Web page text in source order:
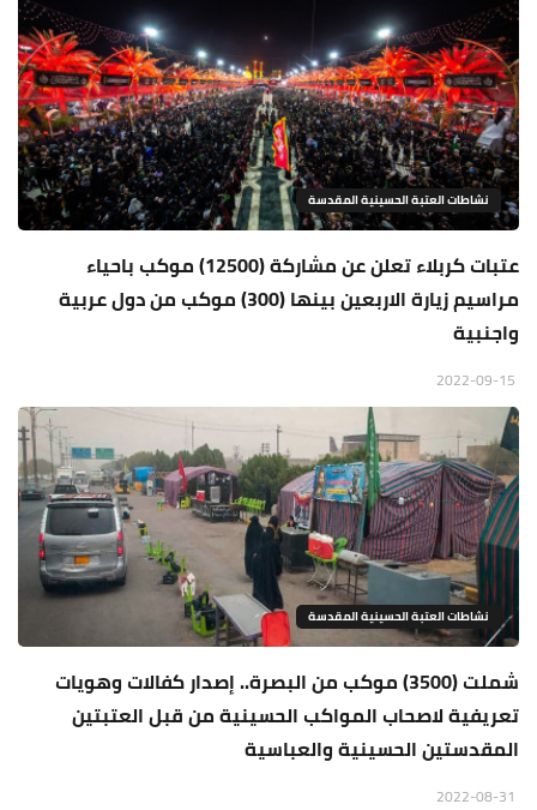
نشاطات العتبة الحسينية المقدسة
عتبات كربلاء تعلن عن مشاركة (12500) موكب باحياء
مراسيم زيارة الاربعين بينها (300) موكب من دول عربية
واجنبية
نشاطات العتبة الحسينية المقدسة
شملت (3500) موكب من البصرة.. إصدار كفالات وهويات
تعريفية لاصحاب المواكب الحسينية من قبل العتبتين
المقدستين الحسينية والعباسية